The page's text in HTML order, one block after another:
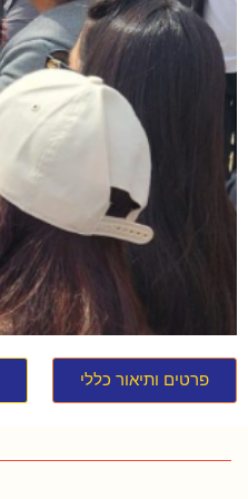
פרטים ותיאור כללי